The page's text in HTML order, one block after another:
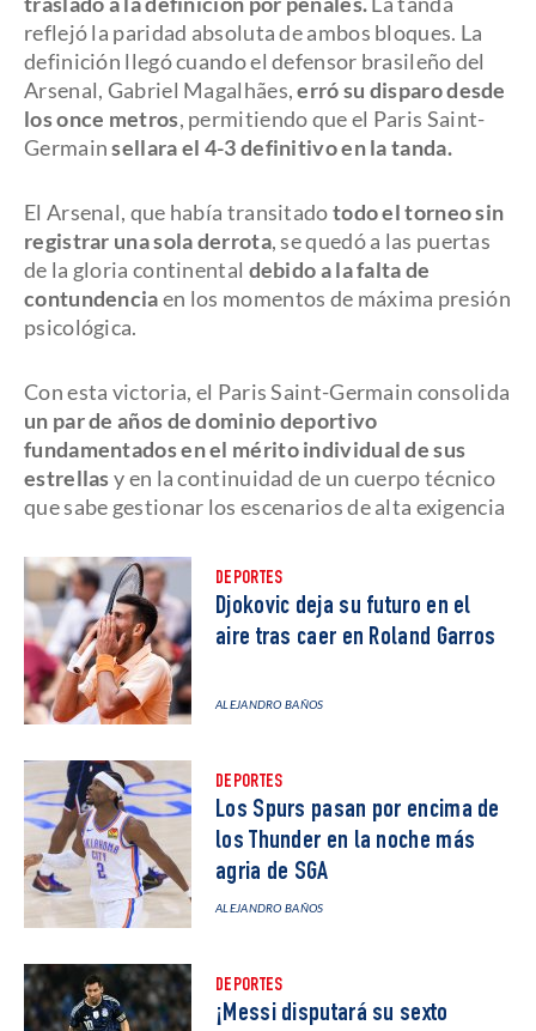
reflejó la paridad absoluta de ambos bloques. La
definición llegó cuando el defensor brasileño del
Arsenal, Gabriel Magalhães,erró su disparo desde
los once metros, permitiendo que el Paris Saint-
Germainsellara el 4-3 definitivo en la tanda.
El Arsenal, que había transitadotodo el torneo sin
registrar una sola derrota, se quedó a las puertas
de la gloria continental debido a la falta de
contundenciaen los momentos de máxima presión
psicológica.
Con esta victoria, el Paris Saint-Germain consolida
un par de años de dominio deportivo
fundamentados en el mérito individual de sus
estrellasy en la continuidad de un cuerpo técnico
que sabe gestionar los escenarios de alta exigencia
DEPORTES
Djokovic deja su futuro en el
aire tras caer en Roland Garros
ALEJANDRO BAÑOS
DEPORTES
Los Spurs pasan por encima de
los Thunder en la noche más
agria de SGA
ALEJANDRO BAÑOS
DEPORTES
¡Messi disputará su sexto